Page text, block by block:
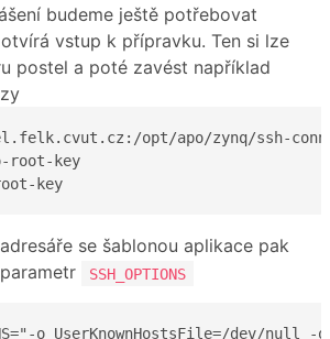
budeme ještě potřebovat
vstup k přípravku. Ten si lze
postel a poté zavést například
opt/apo/zynq/ssh-
root-key
key
se šablonou aplikace pak
SSH_OPTIONS
o UserKnownHostsFile=/dev/